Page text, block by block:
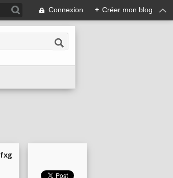
Connexion + Créer mon blog
fxg